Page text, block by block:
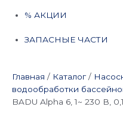
% АКЦИИ
ЗАПАСНЫЕ ЧАСТИ
Главная / Каталог /
водообработки
BADU Alpha 6, 1~ 230 В,